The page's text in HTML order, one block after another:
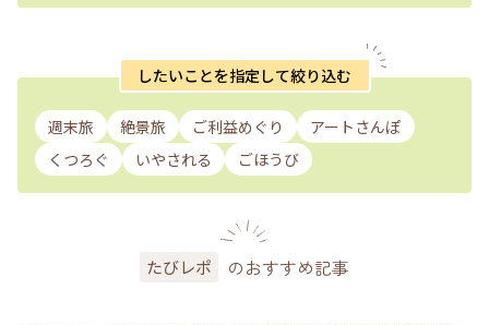
したいことを指定して絞り込む
週末旅 絶景旅 ご利益めぐり
アートさんぽ
くつろぐ
いやされる ごほうび
たびレポ のおすすめ記事